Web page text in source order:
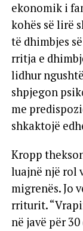
ekonomik i
kohës së lirë
të dhimbjes
rritja e
lidhur
shpjegon
me
shkaktojë
Kropp
luajnë një rol
migrenës. Jo
rriturit.
në javë për